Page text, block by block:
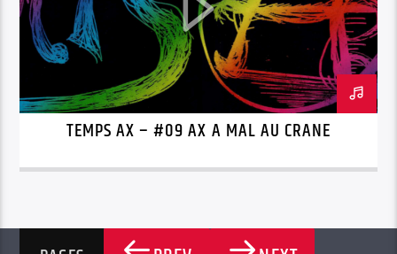
TEMPS AX – #09 AX A MAL AU CRANE